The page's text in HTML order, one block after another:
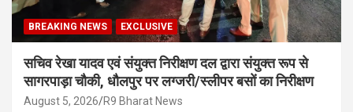
BREAKING NEWS EXCLUSIVE
सचिव रेखा यादव एवं संयुक्त निरीक्षण दल द्वारा संयुक्त रूप से
सागरपाड़ा चौकी, धौलपुर पर लग्जरी/स्लीपर बसों का निरीक्षण
August 5, 2026 R9 Bharat News